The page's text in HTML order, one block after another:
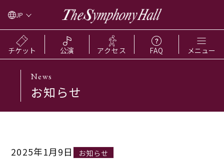
JP
チケット 公演 アクセス FAQ メニュー
News
お知らせ
2025年1月9日 お知らせ